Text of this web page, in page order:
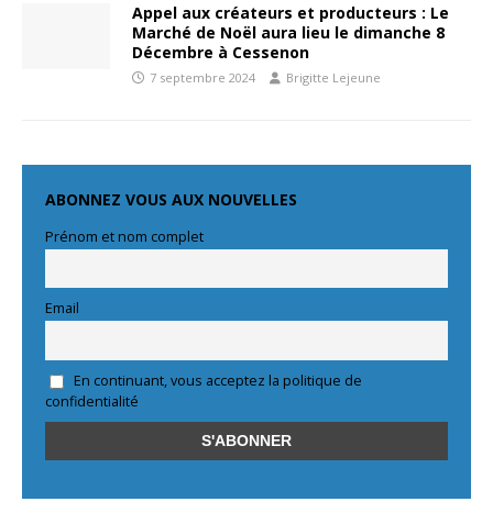
Appel aux créateurs et producteurs : Le
Marché de Noël aura lieu le dimanche 8
Décembre à Cessenon
7 septembre 2024 Brigitte Lejeune
ABONNEZ VOUS AUX NOUVELLES
Prénom et nom complet
Email
En continuant, vous acceptez la politique de
confidentialité